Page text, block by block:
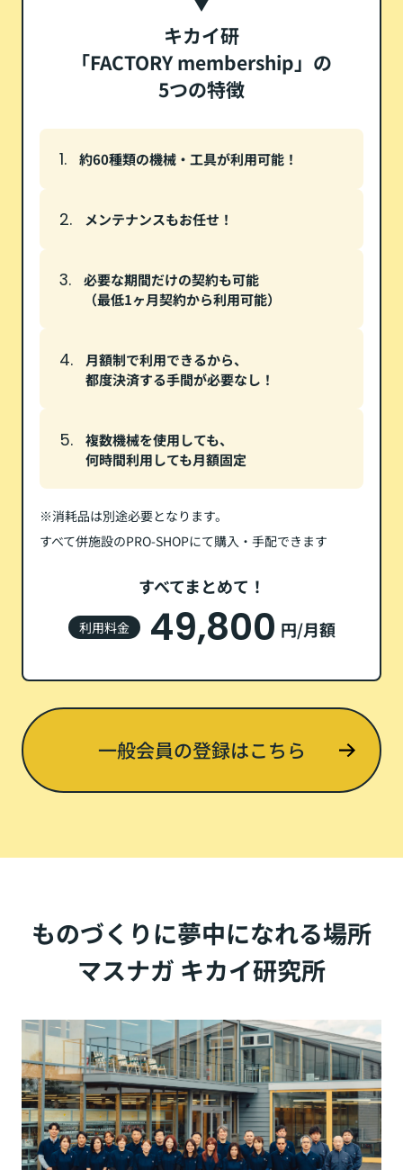
キカイ研
「FACTORY membership」の
5つの特徴
約60種類の機械・工具が利用可能！
メンテナンスもお任せ！
必要な期間だけの契約も可能
（最低1ヶ月契約から利用可能）
月額制で利用できるから、
都度決済する手間が必要なし！
複数機械を使用しても、
何時間利用しても月額固定
※消耗品は別途必要となります。
すべて併施設のPRO-SHOPにて購入・手配できます
すべてまとめて！
利用料金 49,800 円/月額
一般会員の登録はこちら
ものづくりに夢中になれる場所
マスナガ キカイ研究所